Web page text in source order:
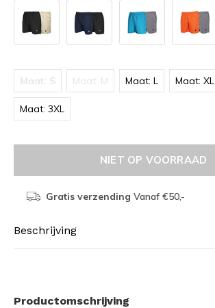
Maat: S Maat: M Maat: L Maat: XL
Maat: 3XL
NIET OP VOORRAAD
Gratis verzending Vanaf €50,-
Beschrijving
Productomschrijving